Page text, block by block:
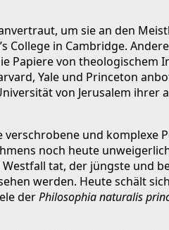
um sie an den
College in Cambridge.
Papiere von theologischem
Yale und Princeton
von Jerusalem ihrer
und komplexe
noch heute
tat, der jüngste und
werden. Heute schält
derPhilosophia naturalis